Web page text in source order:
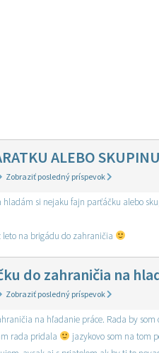
ALEBO
Zobraziť posledný príspevok
Mám 18 rokov a hladám si nejaku fajn
leto na brigádu do zahraničia
do zahraničia na
Zobraziť posledný príspevok
do zahraničia na hľadanie práce. Rada
rada pridala
jazykovo som na tom